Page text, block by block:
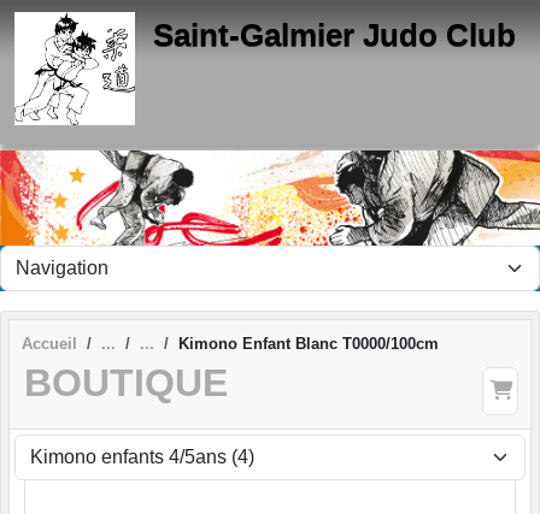
Saint-Galmier Judo Club
Accueil Kimono Enfant Blanc T0000/100cm
BOUTIQUE
Panneau de gestion des cookies